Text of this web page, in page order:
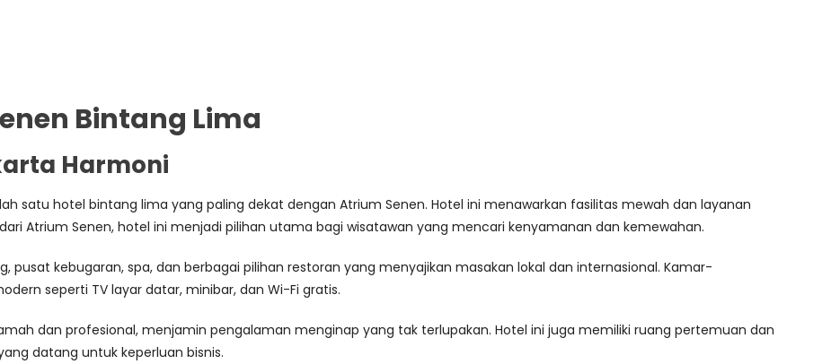
Bintang Lima
Harmoni
satu hotel bintang lima yang paling dekat dengan Atrium Senen. Hotel ini menawarkan fasilitas mewah dan layanan
Atrium Senen, hotel ini menjadi pilihan utama bagi wisatawan yang mencari kenyamanan dan kemewahan.
pusat kebugaran, spa, dan berbagai pilihan restoran yang menyajikan masakan lokal dan internasional. Kamar-
seperti TV layar datar, minibar, dan Wi-Fi gratis.
dan profesional, menjamin pengalaman menginap yang tak terlupakan. Hotel ini juga memiliki ruang pertemuan dan
datang untuk keperluan bisnis.